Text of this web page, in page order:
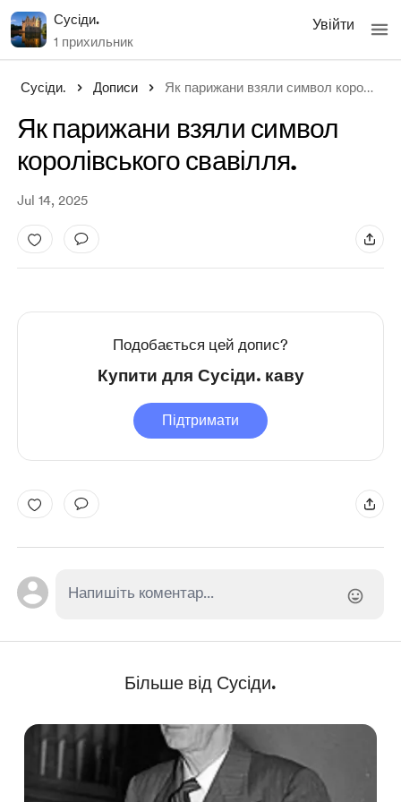
Сусіди.
1 прихильник
Увійти
Сусіди. Дописи Як парижани взяли символ королівського с
Як парижани взяли символ
королівського свавілля.
Jul 14, 2025
Подобається цей допис?
Купити для Сусіди. каву
Підтримати
Більше від Сусіди.